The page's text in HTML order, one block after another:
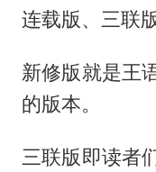
连载版、三联
新修版就是王
的版本。
三联版即读者